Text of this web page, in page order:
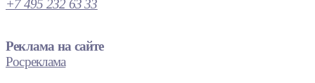
+7 495 232 63 33
Реклама на сайте
Росреклама